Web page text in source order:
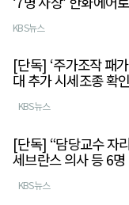
KBS뉴스
[단독] ‘주가조작 패
대 추가 시세조종 확인
KBS뉴스
[단독] “담당교수 자
세브란스 의사 등 6
KBS뉴스